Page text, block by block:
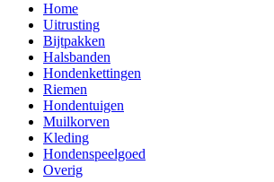
Home
Uitrusting
Bijtpakken
Halsbanden
Hondenkettingen
Riemen
Hondentuigen
Muilkorven
Kleding
Hondenspeelgoed
Overig